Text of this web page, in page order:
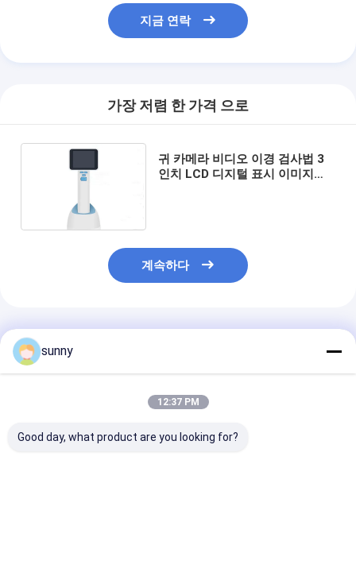
지금 연락
가장 저렴 한 가격 으로
귀 카메라 비디오 이경 검사법 3
인치 LCD 디지털 표시 이미지는
계속하다
추천된 제품
sunny
12:37 PM
Good day, what product are you looking for?